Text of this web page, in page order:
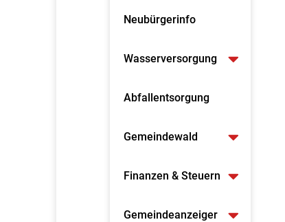
Neubürgerinfo
Wasserversorgung
Abfallentsorgung
Gemeindewald
Finanzen & Steuern
Gemeindeanzeiger